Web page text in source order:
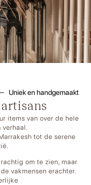
Uniek en handgemaakt
items van over de hele
tot de serene
om te zien, maar
vakmensen erachter.